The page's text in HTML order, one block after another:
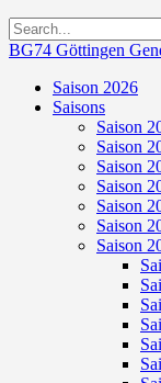
BG74 Göttingen
Saison 2026
Saisons
Saison
Saison
Saison
Saison
Saison
Saison
Saison